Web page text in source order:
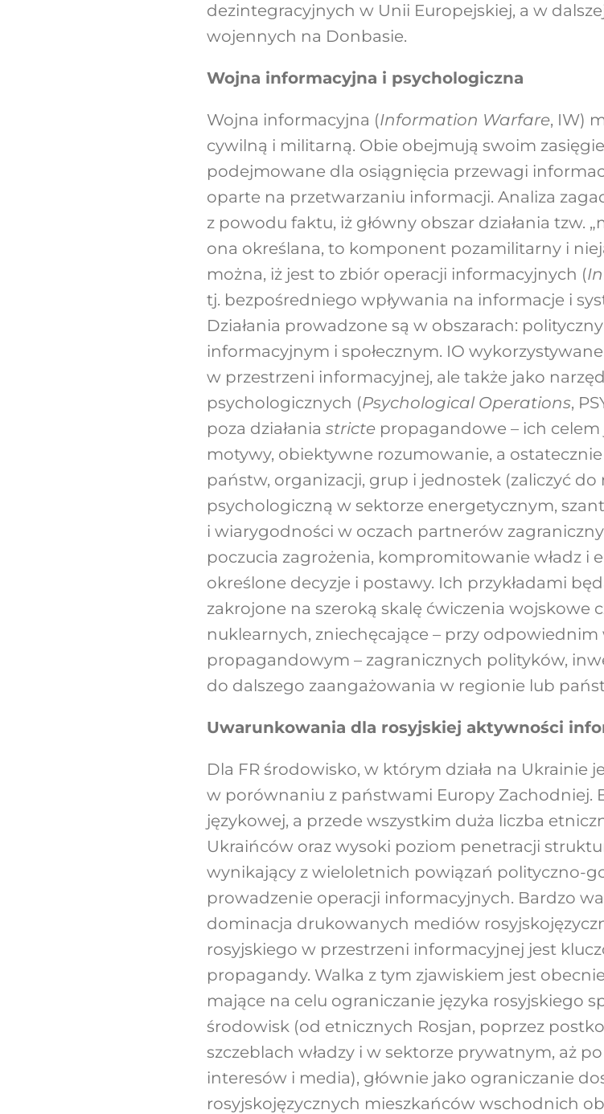
dezintegracyjnych w Unii Europejskiej, a w
wojennych na Donbasie.
Wojna informacyjna i psychologiczna
Wojna informacyjna (Information Warfare, IW)
cywilną i militarną. Obie obejmują swoim
podejmowane dla osiągnięcia przewagi
oparte na przetwarzaniu informacji. Analiza
z powodu faktu, iż główny obszar działania tzw.
ona określana, to komponent pozamilitarny i
można, iż jest to zbiór operacji informacyjnych (
tj. bezpośredniego wpływania na informacje i
Działania prowadzone są w obszarach:
informacyjnym i społecznym. IO
w przestrzeni informacyjnej, ale także jako
psychologicznych (Psychological Operations,
poza działania strictepropagandowe – ich celem
motywy, obiektywne rozumowanie, a
państw, organizacji, grup i jednostek (zaliczyć
psychologiczną w sektorze energetycznym,
i wiarygodności w oczach partnerów
poczucia zagrożenia, kompromitowanie władz i
określone decyzje i postawy. Ich przykładami
zakrojone na szeroką skalę ćwiczenia wojskowe
nuklearnych, zniechęcające – przy
propagandowym – zagranicznych polityków,
do dalszego zaangażowania w regionie lub
Uwarunkowania dla rosyjskiej aktywności
Dla FR środowisko, w którym działa na Ukrainie
w porównaniu z państwami Europy Zachodniej.
językowej, a przede wszystkim duża liczba
Ukraińców oraz wysoki poziom penetracji
wynikający z wieloletnich powiązań polityczno-
prowadzenie operacji informacyjnych. Bardzo
dominacja drukowanych mediów
rosyjskiego w przestrzeni informacyjnej jest
propagandy. Walka z tym zjawiskiem jest
mające na celu ograniczanie języka rosyjskiego
środowisk (od etnicznych Rosjan, poprzez
szczeblach władzy i w sektorze prywatnym, aż
interesów i media), głównie jako ograniczanie
rosyjskojęzycznych mieszkańców wschodnich